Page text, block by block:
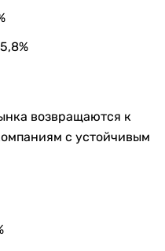
возвращаются к
с устойчивым